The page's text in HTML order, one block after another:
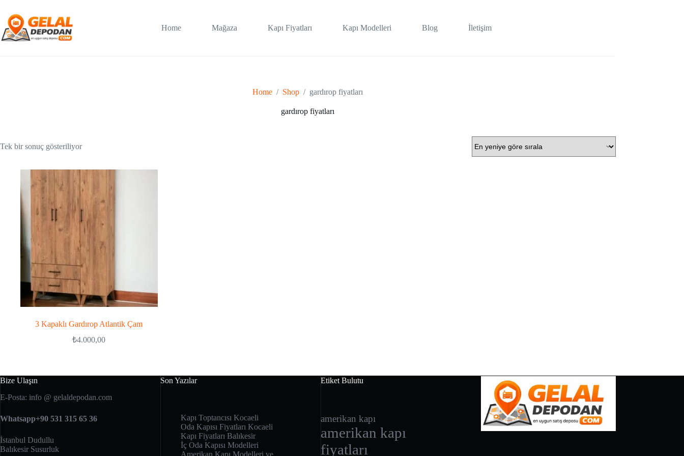
content
Home Mağaza Kapı Fiyatları Kapı Modelleri Blog İletişim
Home / Shop / gardırop fiyatları
gardırop fiyatları
Tek bir sonuç gösteriliyor
3 Kapaklı Gardırop Atlantik Çam
₺4.000,00
Bize Ulaşın
E-Posta: info @ gelaldepodan.com
Whatsapp+90 531 315 65 36
İstanbul Dudullu
Balıkesir Susurluk
Son Yazılar
Kapı Toptancısı Kocaeli
Oda Kapısı Fiyatları Kocaeli
Kapı Fiyatları Balıkesir
İç Oda Kapısı Modelleri
Amerikan Kapı Modelleri ve
Etiket Bulutu
amerikan kapı
amerikan kapı
fiyatları